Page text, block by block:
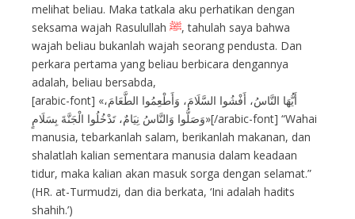
melihat beliau. Maka tatkala aku perhatikan dengan
seksama wajah Rasulullah ﷺ, tahulah saya bahwa
wajah beliau bukanlah wajah seorang pendusta. Dan
perkara pertama yang beliau berbicara dengannya
adalah, beliau bersabda,
[arabic-font] «أَيُّهَا النَّاسُ، أَفْشُوا السَّلَامَ، وَأَطْعِمُوا الطَّعَامَ،
وَصَلُّوا وَالنَّاسُ نِيَامٌ، تَدْخُلُوا الْجَنَّةَ بِسَلَامٍ»[/arabic-font] “Wahai
manusia, tebarkanlah salam, berikanlah makanan, dan
shalatlah kalian sementara manusia dalam keadaan
tidur, maka kalian akan masuk sorga dengan selamat.”
(HR. at-Turmudzi, dan dia berkata, ‘Ini adalah hadits
shahih.’)